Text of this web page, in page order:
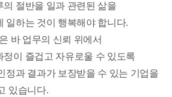
의 절반을 일과 관련된 삶을
일하는 것이 행복해야 합니다.
바 업무의 신뢰 위에서
정이 즐겁고 자유로울 수 있도록
정과 결과가 보장받을 수 있는 기업을
있습니다.